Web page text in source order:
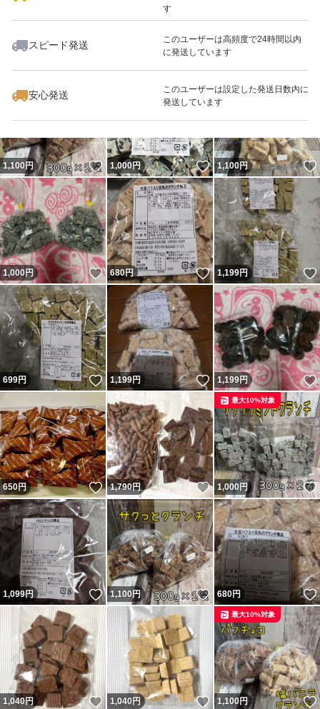
す
スピード発送
このユーザーは高頻度で24時間以内
に発送しています
安心発送
このユーザーは設定した発送日数内に
発送しています
いいね！
1,000
1,100円 いいね！
1,000円 いいね！
1,100円
1,000円 いいね！
680円 いいね！
1,199円
699円 いいね！
1,199円 いいね！
1,199円
650円 いいね！
1,790円 いいね！
1,000円
最大10%対象
1,099円 いいね！
1,100円 いいね！
680円
1,040円 いいね！
1,040 円 いいね！
1,100円
最大10%対象